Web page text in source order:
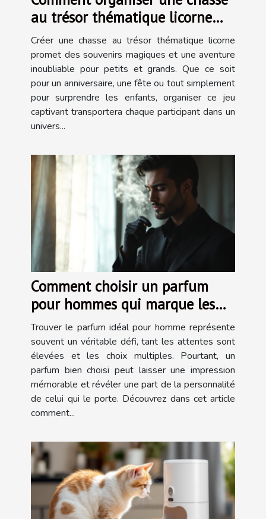
au trésor thématique licorne
inoubliable ?
Créer une chasse au trésor thématique licorne
promet des souvenirs magiques et une aventure
inoubliable pour petits et grands. Que ce soit
pour un anniversaire, une fête ou tout simplement
pour surprendre les enfants, organiser ce jeu
captivant transportera chaque participant dans un
univers...
Comment choisir un parfum
pour hommes qui marque les
esprits ?
Trouver le parfum idéal pour homme représente
souvent un véritable défi, tant les attentes sont
élevées et les choix multiples. Pourtant, un
parfum bien choisi peut laisser une impression
mémorable et révéler une part de la personnalité
de celui qui le porte. Découvrez dans cet article
comment...